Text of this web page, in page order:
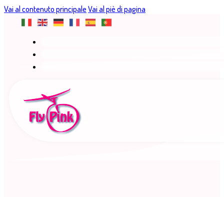
Vai al contenuto principale Vai al piè di pagina